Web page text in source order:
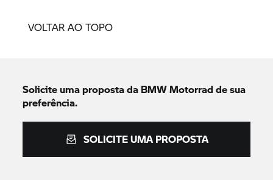
VOLTAR AO TOPO
Solicite uma proposta da BMW Motorrad de sua
preferência.
SOLICITE UMA PROPOSTA